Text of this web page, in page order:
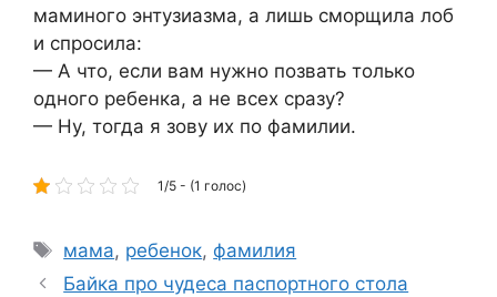
маминого энтузиазма, а лишь сморщила лоб
и спросила:
— А что, если вам нужно позвать только
одного ребенка, а не всех сразу?
— Ну, тогда я зову их по фамилии.
1/5 - (1 голос)
Метки
мама, ребенок, фамилия
Байка про чудеса паспортного стола